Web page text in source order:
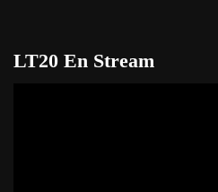
LT20 En Stream